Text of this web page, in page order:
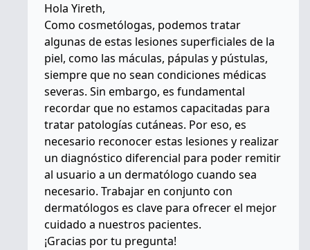
Hola Yireth,
Como cosmetólogas, podemos tratar
algunas de estas lesiones superficiales de la
piel, como las máculas, pápulas y pústulas,
siempre que no sean condiciones médicas
severas. Sin embargo, es fundamental
recordar que no estamos capacitadas para
tratar patologías cutáneas. Por eso, es
necesario reconocer estas lesiones y realizar
un diagnóstico diferencial para poder remitir
al usuario a un dermatólogo cuando sea
necesario. Trabajar en conjunto con
dermatólogos es clave para ofrecer el mejor
cuidado a nuestros pacientes.
¡Gracias por tu pregunta!